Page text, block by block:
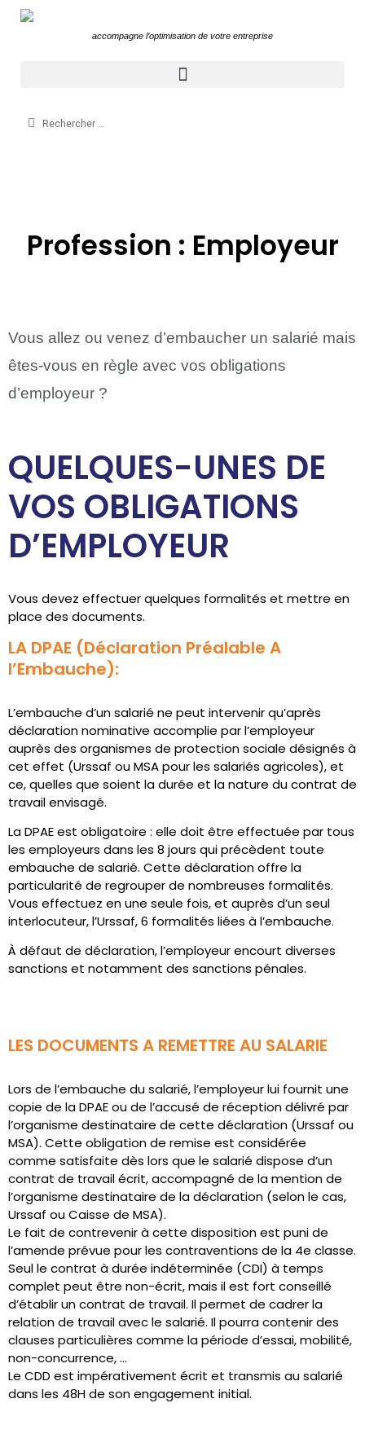
accompagne l’optimisation de votre entreprise
Profession : Employeur
Vous allez ou venez d’embaucher un salarié mais
êtes-vous en règle avec vos obligations
d’employeur ?
QUELQUES-UNES DE
VOS OBLIGATIONS
D’EMPLOYEUR
Vous devez effectuer quelques formalités et mettre en
place des documents.
LA DPAE (Déclaration Préalable A
l’Embauche):
L’embauche d’un salarié ne peut intervenir qu’après
déclaration nominative accomplie par l’employeur
auprès des organismes de protection sociale désignés à
cet effet (Urssaf ou MSA pour les salariés agricoles), et
ce, quelles que soient la durée et la nature du contrat de
travail envisagé.
La DPAE est obligatoire : elle doit être effectuée par tous
les employeurs dans les 8 jours qui précèdent toute
embauche de salarié. Cette déclaration offre la
particularité de regrouper de nombreuses formalités.
Vous effectuez en une seule fois, et auprès d’un seul
interlocuteur, l’Urssaf, 6 formalités liées à l’embauche.
À défaut de déclaration, l’employeur encourt diverses
sanctions et notamment des sanctions pénales.
LES DOCUMENTS A REMETTRE AU SALARIE
Lors de l’embauche du salarié, l’employeur lui fournit une
copie de la DPAE ou de l’accusé de réception délivré par
l’organisme destinataire de cette déclaration (Urssaf ou
MSA). Cette obligation de remise est considérée
comme satisfaite dès lors que le salarié dispose d’un
contrat de travail écrit, accompagné de la mention de
l’organisme destinataire de la déclaration (selon le cas,
Urssaf ou Caisse de MSA).
Le fait de contrevenir à cette disposition est puni de
l’amende prévue pour les contraventions de la 4e classe.
Seul le contrat à durée indéterminée (CDI) à temps
complet peut être non-écrit, mais il est fort conseillé
d’établir un contrat de travail. Il permet de cadrer la
relation de travail avec le salarié. Il pourra contenir des
clauses particulières comme la période d’essai, mobilité,
non-concurrence, …
Le CDD est impérativement écrit et transmis au salarié
dans les 48H de son engagement initial.